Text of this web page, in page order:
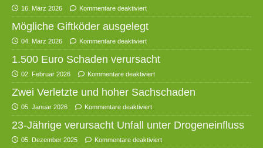
16. März 2026 Kommentare deaktiviert
Mögliche Giftköder ausgelegt
04. März 2026 Kommentare deaktiviert
1.500 Euro Schaden verursacht
02. Februar 2026 Kommentare deaktiviert
Zwei Verletzte und hoher Sachschaden
05. Januar 2026 Kommentare deaktiviert
23-Jährige verursacht Unfall unter Drogeneinfluss
05. Dezember 2025 Kommentare deaktiviert